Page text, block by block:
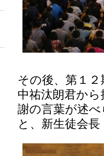
その後、第１
中祐汰朗君か
謝の言葉が述
と、新生徒会